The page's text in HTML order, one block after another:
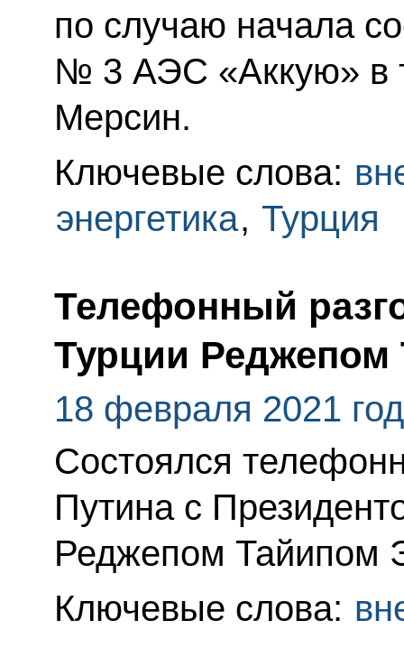
по случаю начала
№ 3 АЭС «Аккую» в
Мерсин.
Ключевые слова:
энергетика, Турция
Телефонный
Турции
18 февраля 2021
Состоялся
Путина с
Реджепом Тайипом
Ключевые слова: